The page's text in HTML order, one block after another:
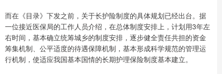
而在《目录》下发之前，关于长护险制度的具体规划已经出台。据
一位接近医保局的工作人员介绍，在总体制度安排上，计划用3年左
右时间，基本确立统筹城乡的制度安排，逐步健全责任共担的资金
筹集机制、公平适度的待遇保障机制，基本形成科学规范的管理运
行机制，使适应我国基本国情的长期护理保险制度基本建立。